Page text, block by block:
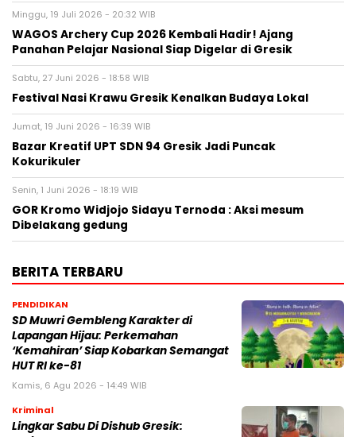
Minggu, 19 Juli 2026 - 20:32 WIB
WAGOS Archery Cup 2026 Kembali Hadir! Ajang
Panahan Pelajar Nasional Siap Digelar di Gresik
Sabtu, 27 Juni 2026 - 18:58 WIB
Festival Nasi Krawu Gresik Kenalkan Budaya Lokal
Jumat, 19 Juni 2026 - 16:39 WIB
Bazar Kreatif UPT SDN 94 Gresik Jadi Puncak
Kokurikuler
Senin, 1 Juni 2026 - 18:19 WIB
GOR Kromo Widjojo Sidayu Ternoda : Aksi mesum
Dibelakang gedung
BERITA TERBARU
PENDIDIKAN
SD Muwri Gembleng Karakter di
Lapangan Hijau: Perkemahan
‘Kemahiran’ Siap Kobarkan Semangat
HUT RI ke-81
Kamis, 6 Agu 2026 - 14:49 WIB
Kriminal
Lingkar Sabu Di Dishub Gresik: